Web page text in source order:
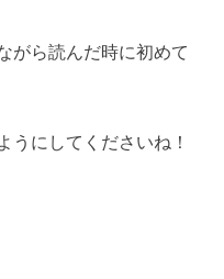
がら読んだ時に初めて
うにしてくださいね！